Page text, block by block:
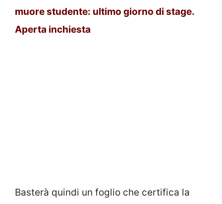
muore studente: ultimo giorno di stage.
Aperta inchiesta
Basterà quindi un foglio che certifica la